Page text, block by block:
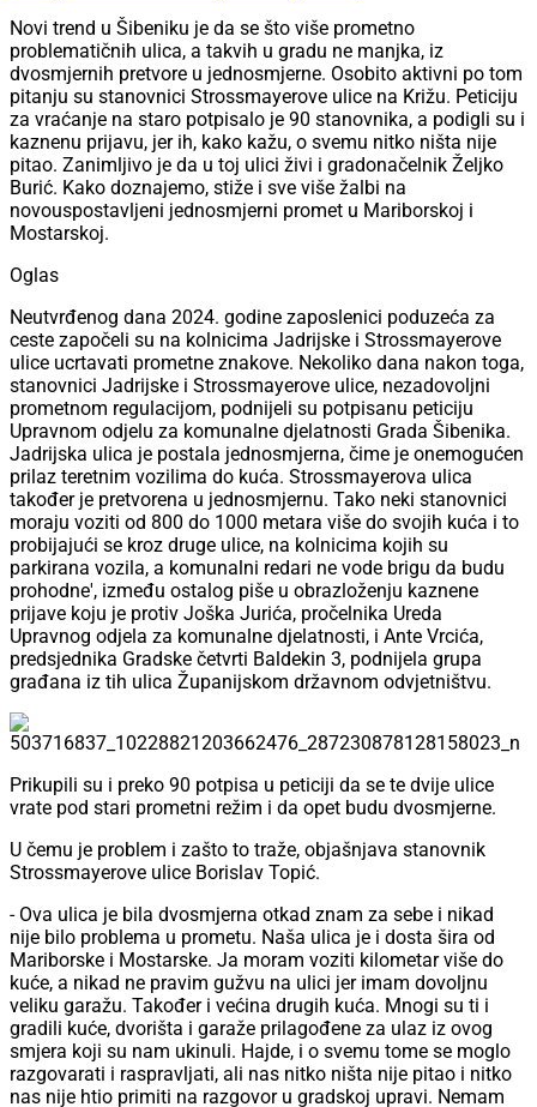
Novi trend u Šibeniku je da se što više prometno
problematičnih ulica, a takvih u gradu ne manjka, iz
dvosmjernih pretvore u jednosmjerne. Osobito aktivni po tom
pitanju su stanovnici Strossmayerove ulice na Križu. Peticiju
za vraćanje na staro potpisalo je 90 stanovnika, a podigli su i
kaznenu prijavu, jer ih, kako kažu, o svemu nitko ništa nije
pitao. Zanimljivo je da u toj ulici živi i gradonačelnik Željko
Burić. Kako doznajemo, stiže i sve više žalbi na
novouspostavljeni jednosmjerni promet u Mariborskoj i
Mostarskoj.
Oglas
Neutvrđenog dana 2024. godine zaposlenici poduzeća za
ceste započeli su na kolnicima Jadrijske i Strossmayerove
ulice ucrtavati prometne znakove. Nekoliko dana nakon toga,
stanovnici Jadrijske i Strossmayerove ulice, nezadovoljni
prometnom regulacijom, podnijeli su potpisanu peticiju
Upravnom odjelu za komunalne djelatnosti Grada Šibenika.
Jadrijska ulica je postala jednosmjerna, čime je onemogućen
prilaz teretnim vozilima do kuća. Strossmayerova ulica
također je pretvorena u jednosmjernu. Tako neki stanovnici
moraju voziti od 800 do 1000 metara više do svojih kuća i to
probijajući se kroz druge ulice, na kolnicima kojih su
parkirana vozila, a komunalni redari ne vode brigu da budu
prohodne', između ostalog piše u obrazloženju kaznene
prijave koju je protiv Joška Jurića, pročelnika Ureda
Upravnog odjela za komunalne djelatnosti, i Ante Vrcića,
predsjednika Gradske četvrti Baldekin 3, podnijela grupa
građana iz tih ulica Županijskom državnom odvjetništvu.
Prikupili su i preko 90 potpisa u peticiji da se te dvije ulice
vrate pod stari prometni režim i da opet budu dvosmjerne.
U čemu je problem i zašto to traže, objašnjava stanovnik
Strossmayerove ulice Borislav Topić.
- Ova ulica je bila dvosmjerna otkad znam za sebe i nikad
nije bilo problema u prometu. Naša ulica je i dosta šira od
Mariborske i Mostarske. Ja moram voziti kilometar više do
kuće, a nikad ne pravim gužvu na ulici jer imam dovoljnu
veliku garažu. Također i većina drugih kuća. Mnogi su ti i
gradili kuće, dvorišta i garaže prilagođene za ulaz iz ovog
smjera koji su nam ukinuli. Hajde, i o svemu tome se moglo
razgovarati i raspravljati, ali nas nitko ništa nije pitao i nitko
nas nije htio primiti na razgovor u gradskoj upravi. Nemam